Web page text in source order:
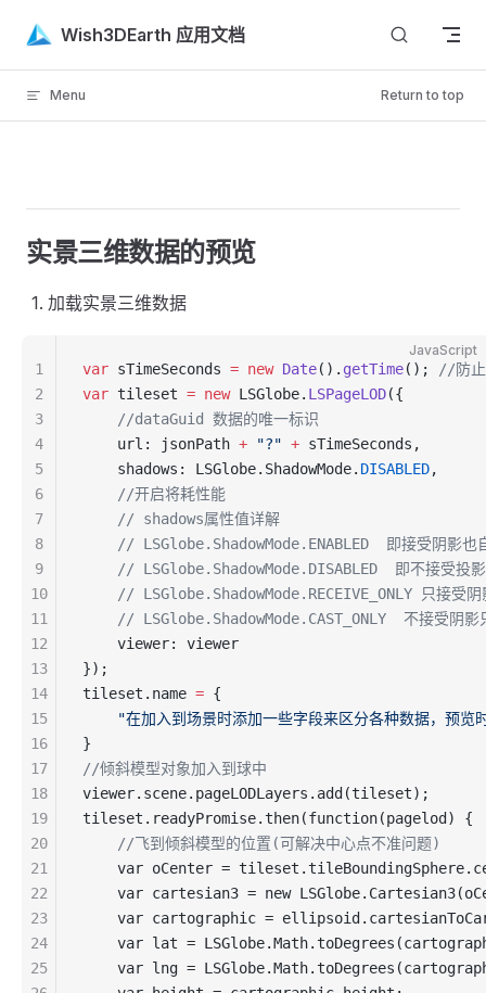
Skip to content
Wish3DEarth 应用文档
Menu Return to top
实景三维数据的预览
加载实景三维数据
JavaScript
var sTimeSeconds = new Date(). getTime();
//防
var tileset = new LSGlobe. LSPageLOD({
    //dataGuid 数据的唯一标识
    url: jsonPath
+ "?" + sTimeSeconds,
    shadows: LSGlobe.ShadowMode.
DISABLED,
    //开启将耗性能
    // shadows属性值详解
// LSGlobe.ShadowMode.ENABLED  即接受阴影也
// LSGlobe.ShadowMode.DISABLED  即不接受投影
// LSGlobe.ShadowMode.RECEIVE_ONLY 只接受阴
// LSGlobe.ShadowMode.CAST_ONLY  不接受阴影
    viewer: viewer
});
tileset.name = {
"在加入到场景时添加一些字段来区分各种数据，预览
}
//倾斜模型对象加入到球中
viewer.scene.pageLODLayers.add(tileset);
tileset.readyPromise.then(function(pagelod) {
    //飞到倾斜模型的位置(可解决中心点不准问题)
var oCenter =
var cartesian3 = new
var cartographic =
var lat =
var lng =
1
2
3
4
5
6
7
8
9
10
11
12
13
14
15
16
17
18
19
20
21
22
23
24
25